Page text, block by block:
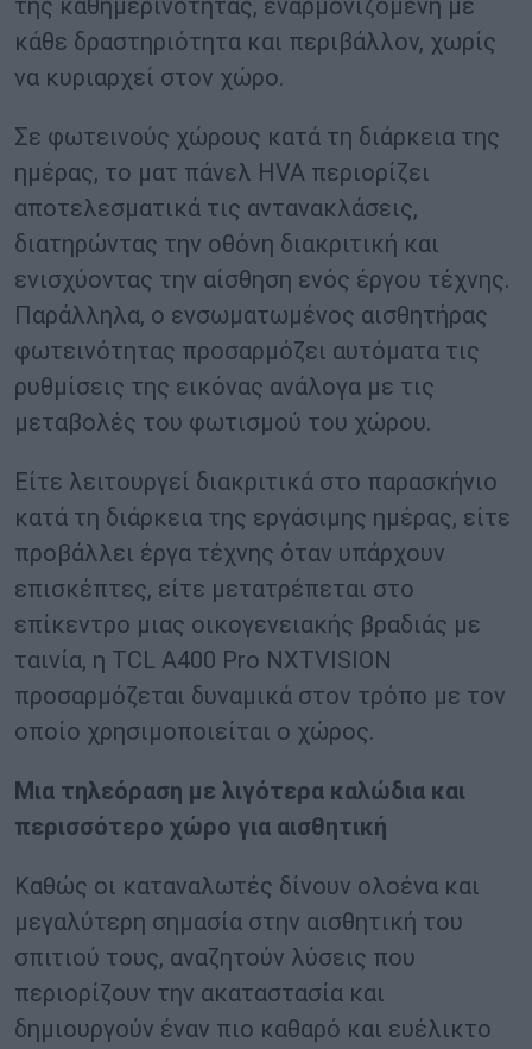
της καθημερινότητας, εναρμονιζόμενη με
κάθε δραστηριότητα και περιβάλλον, χωρίς
να κυριαρχεί στον χώρο.
Σε φωτεινούς χώρους κατά τη διάρκεια της
ημέρας, το ματ πάνελ HVA περιορίζει
αποτελεσματικά τις αντανακλάσεις,
διατηρώντας την οθόνη διακριτική και
ενισχύοντας την αίσθηση ενός έργου τέχνης.
Παράλληλα, ο ενσωματωμένος αισθητήρας
φωτεινότητας προσαρμόζει αυτόματα τις
ρυθμίσεις της εικόνας ανάλογα με τις
μεταβολές του φωτισμού του χώρου.
Είτε λειτουργεί διακριτικά στο παρασκήνιο
κατά τη διάρκεια της εργάσιμης ημέρας, είτε
προβάλλει έργα τέχνης όταν υπάρχουν
επισκέπτες, είτε μετατρέπεται στο
επίκεντρο μιας οικογενειακής βραδιάς με
ταινία, η TCL A400 Pro NXTVISION
προσαρμόζεται δυναμικά στον τρόπο με τον
οποίο χρησιμοποιείται ο χώρος.
Μια τηλεόραση με λιγότερα καλώδια και
περισσότερο χώρο για αισθητική
Καθώς οι καταναλωτές δίνουν ολοένα και
μεγαλύτερη σημασία στην αισθητική του
σπιτιού τους, αναζητούν λύσεις που
περιορίζουν την ακαταστασία και
δημιουργούν έναν πιο καθαρό και ευέλικτο